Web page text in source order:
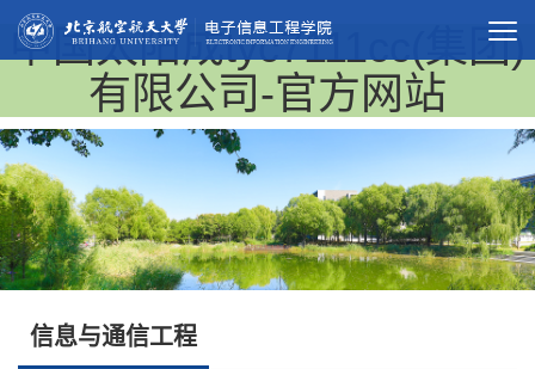
中国太阳成tyc7111cc(集团)
有限公司-官方网站
信息与通信工程